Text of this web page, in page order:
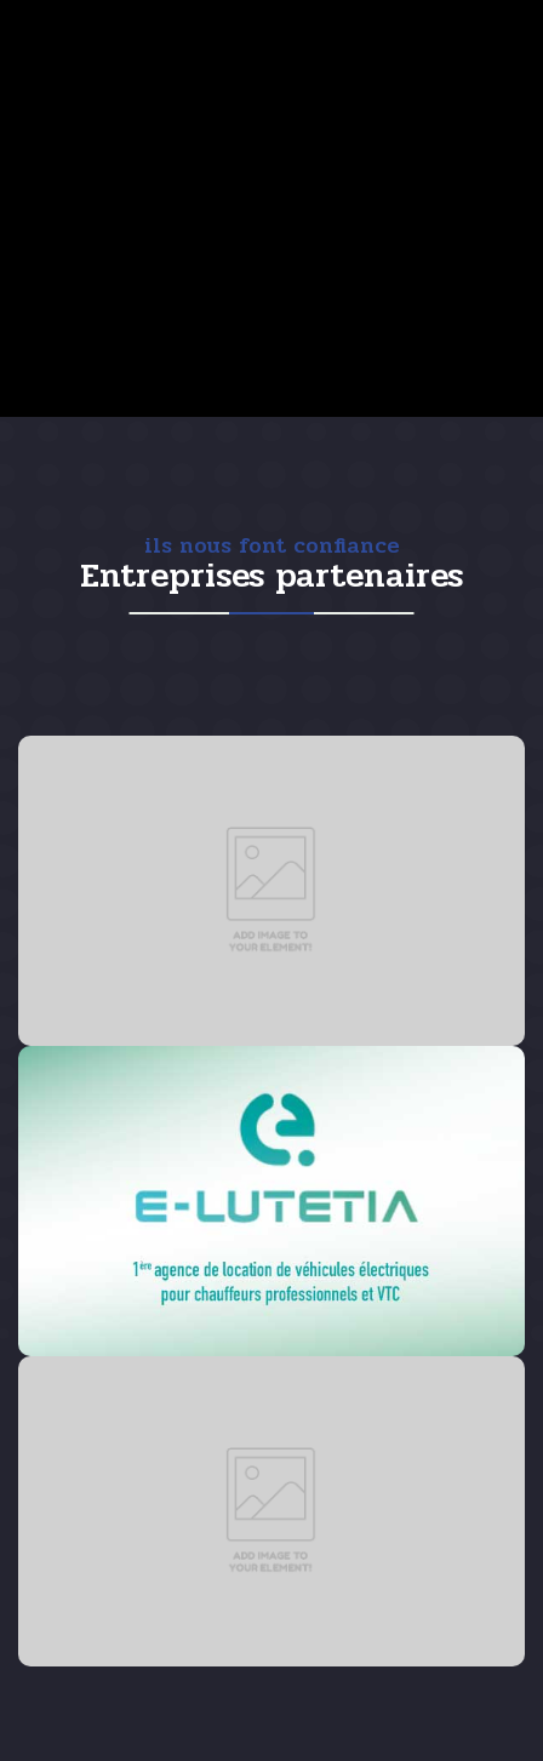
ils nous font confiance
Entreprises partenaires
Click edit button to change this text. Lorem ipsum
dolor sit amet, consectetur adipiscing elit. Ut elit
tellus, luctus nec ullamcorper mattis, pulvinar dapibus
leo.
E-Lutetia
1ère agence de location de véhicules électriques pour
chauffeurs professionnels et VTC.
www.e-lutetia.com
Click edit button to change this text. Lorem ipsum
dolor sit amet, consectetur adipiscing elit. Ut elit
tellus, luctus nec ullamcorper mattis, pulvinar dapibus
leo.